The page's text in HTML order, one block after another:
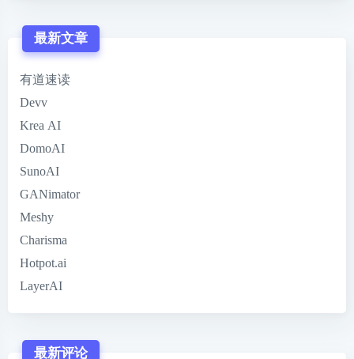
最新文章
有道速读
Devv
Krea AI
DomoAI
SunoAI
GANimator
Meshy
Charisma
Hotpot.ai
LayerAI
最新评论